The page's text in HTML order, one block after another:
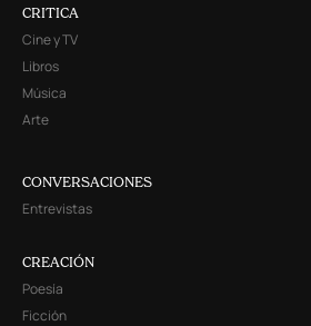
CRITICA
Cine y TV
Libros
Música
Arte
CONVERSACIONES
Entrevistas
CREACIÓN
Poesía
Ficción